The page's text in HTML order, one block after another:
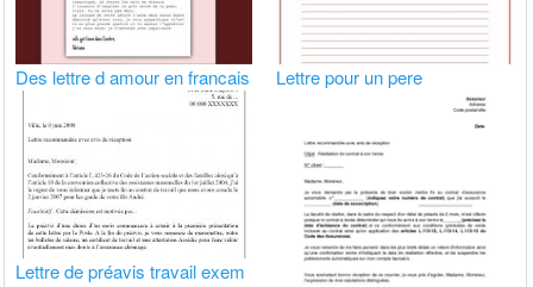
Des lettre d amour en francais Lettre pour un pere
Lettre de préavis travail exem